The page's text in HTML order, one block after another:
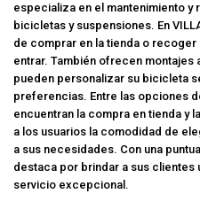
especializa en el mantenimiento
bicicletas y suspensiones. En
de comprar en la tienda o
entrar. También ofrecen montajes
pueden personalizar su bicicleta
preferencias. Entre las opciones
encuentran la compra en tienda y
a los usuarios la comodidad de
a sus necesidades. Con una
destaca por brindar a sus clientes
servicio excepcional.